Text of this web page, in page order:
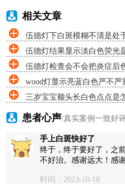
相关文章
伍德灯下白斑模糊不清是处
伍德灯结果显示淡白色荧光
失很少吗伍德灯检查会不会把炎症后
成白癜风wood灯显示亮蓝白色严不严
三岁宝宝额头长白色点点是
患者心声/真实案例一致好
手上白斑快好了
终于，终于要好了，之
不好治。感谢远大！感
时间：2023-10-18